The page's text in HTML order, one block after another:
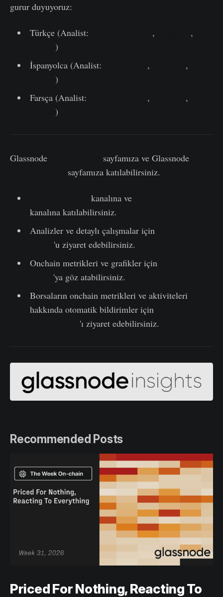
gurur duyuyoruz:
Türkçe (Analist: ,
,
)
İspanyolca (Analist:
,
,
)
Farsça (Analist:
,
,
)
Glassnode
sayfamıza ve Glassnode
sayfamıza katılabilirsiniz.
kanalına ve
kanalına katılabilirsiniz.
Analizler ve detaylı çalışmalar için
'u ziyaret edebilirsiniz.
Onchain metrikleri ve grafikler için
'ya göz atabilirsiniz.
Borsaların onchain metrikleri ve aktiviteleri
hakkında otomatik bildirimler için
'ı ziyaret edebilirsiniz.
Recommended Posts
Priced For Nothing, Reacting To